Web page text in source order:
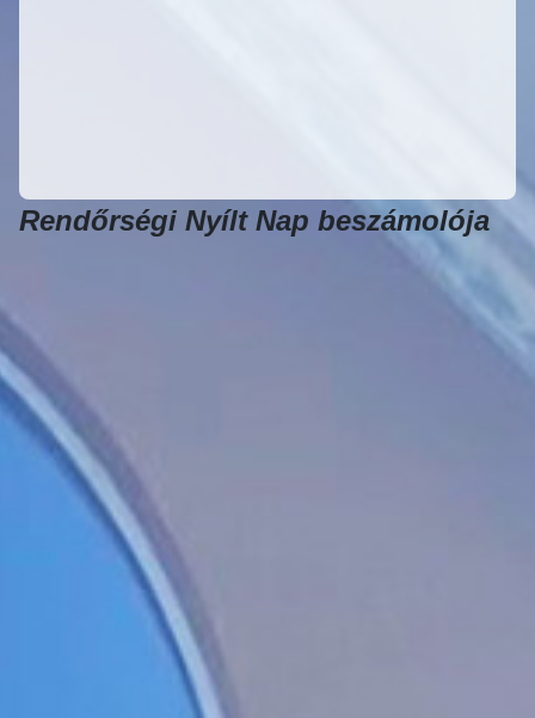
Rendőrségi Nyílt Nap beszámolója